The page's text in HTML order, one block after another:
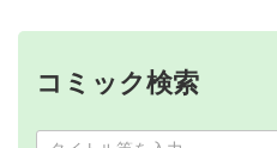
コミック検索